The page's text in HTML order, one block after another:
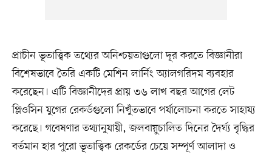
প্রাচীন ভূতাত্ত্বিক তথ্যের অনিশ্চয়তাগুলো দূর করতে বিজ্ঞানীরা
বিশেষভাবে তৈরি একটি মেশিন লার্নিং অ্যালগরিদম ব্যবহার
করেছেন। এটি বিজ্ঞানীদের প্রায় ৩৬ লাখ বছর আগের লেট
প্লিওসিন যুগের রেকর্ডগুলো নিখুঁতভাবে পর্যালোচনা করতে সাহায্য
করেছে। গবেষণার তথ্যানুযায়ী, জলবায়ুচালিত দিনের দৈর্ঘ্য বৃদ্ধির
বর্তমান হার পুরো ভূতাত্ত্বিক রেকর্ডের চেয়ে সম্পূর্ণ আলাদা ও